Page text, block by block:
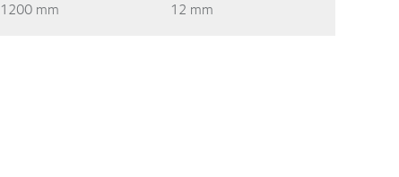
1200 mm 12 mm